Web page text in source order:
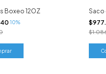
Boxeo 12OZ
10%
Saco